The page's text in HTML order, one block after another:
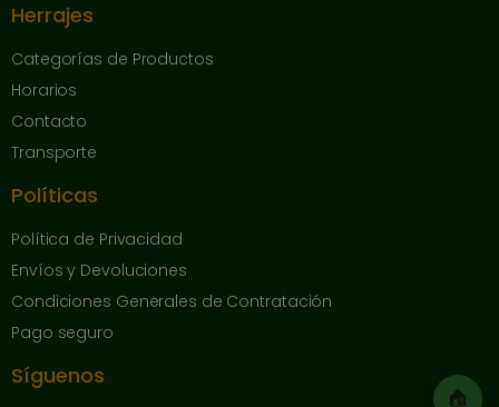
🏠
Herrajes
Categorías de Productos
Horarios
Contacto
Transporte
Políticas
Política de Privacidad
Envíos y Devoluciones
Condiciones Generales de Contratación
Pago seguro
Síguenos